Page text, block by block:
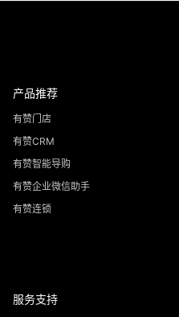
产品推荐
有赞门店
有赞CRM
有赞智能导购
有赞企业微信助手
有赞连锁
服务支持